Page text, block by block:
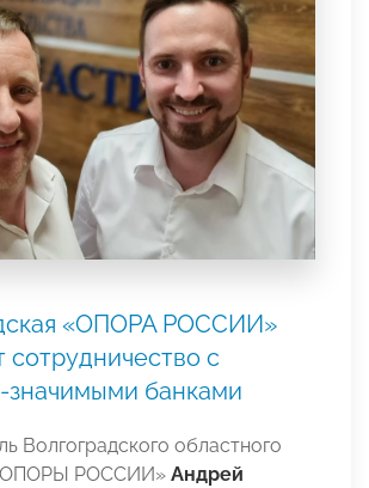
«ОПОРА РОССИИ»
сотрудничество с
значимыми банками
Волгоградского областного
РОССИИ» Андрей